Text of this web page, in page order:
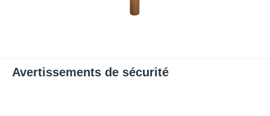
Avertissements de sécurité